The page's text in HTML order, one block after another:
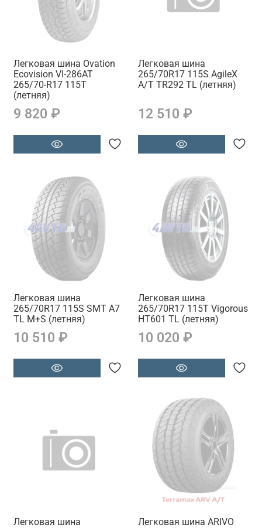
Легковая шина Ovation
Ecovision VI-286AT
265/70-R17 115T
(летняя)
9 820 ₽
Легковая шина
265/70R17 115S AgileX
A/T TR292 TL (летняя)
12 510 ₽
Легковая шина
265/70R17 115S SMT A7
TL M+S (летняя)
10 510 ₽
Легковая шина
265/70R17 115T Vigorous
HT601 TL (летняя)
10 020 ₽
Легковая шина
Легковая шина ARIVO